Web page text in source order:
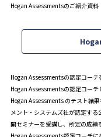
Hogan Assessmentsのご紹介資料
Hogan Assessmentsの認定コーチ
Hogan Assessmentsの認定コーチ
Hogan Assessments のテスト結
メント・システムズ社が認定す
開セミナーを受講し、所定の成績